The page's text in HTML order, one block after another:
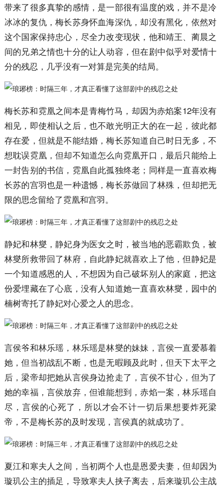
带来了很多真挚的感情，是一部很有温度的戏，并不是冷
冰冰的复仇，梅长苏身怀血海深仇，却没有黑化，依然对
这个国家保持忠心，尽全力改变现状，他和靖王、蔺晨之
间的兄弟之情也十分的让人动容，但在剧中似乎对爱情十
分的残忍，几乎没有一对算是完美的结局。
梅长苏和霓凰之间本是青梅竹马，却因为赤焰案12年没有
相见，即使相认之后，也不敢光明正大的在一起，彼此都
存在爱，但就是不能结婚，梅长苏知道自己时日无多，不
想耽误霓凰，但却不知道怎么向霓凰开口，最后只能给上
一封告别的书信，霓凰自此孤独终老；同样是一直喜欢梅
长苏的宫羽也是一种遗憾，梅长苏做回了林殊，但却把无
限的思念留给了霓凰和宫羽。
静妃和林燮，静妃身为医女之时，被当地的恶霸欺负，被
林燮所救带回了林府，自此静妃就喜欢上了他，但静妃是
一个知道感恩的人，不想因为自己破坏别人的家庭，把这
份爱埋藏在了心底，没有人知道她一直喜欢林燮，园中的
楠树寄托了静妃对心爱之人的思念。
言侯爷和林乐瑶，林乐瑶是林燮的妹妹，言侯一直爱慕着
她，但当初战乱不断，也是无暇顾及此时，但天下太平之
后，梁帝却把她从言侯身边抢走了，言侯不甘心，但为了
她的幸福，言侯放弃，但谁能想到，赤焰一案，林乐瑶自
尽，言侯的心死了，所以才会不计一切后果想要炸死梁
帝，不是梅长苏的及时发现，言侯真的就成功了。
夏江和寒夫人之间，当初两个人也是恩爱夫妻，但却因为
璇玑公主的插足，导致寒夫人挟子离去，后来璇玑公主战